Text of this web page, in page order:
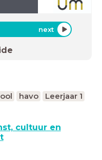
next
havo Leerjaar 1
cultuur en